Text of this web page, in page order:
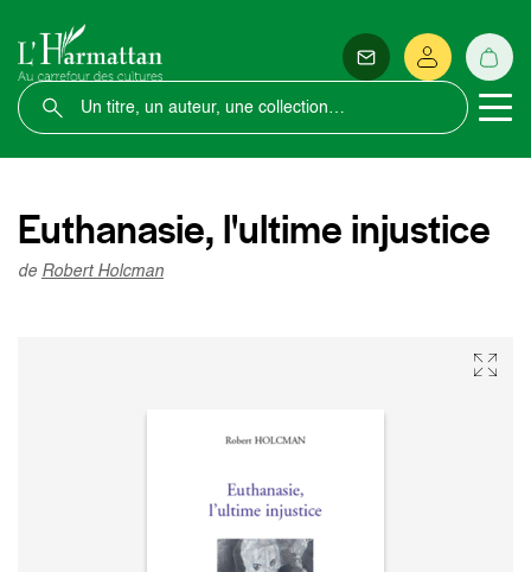
Euthanasie, l'ultime injustice
de Robert Holcman